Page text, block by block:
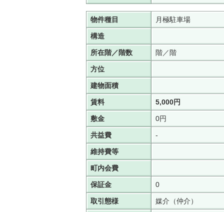
物件種目 月極駐車場
構造
所在階／階数 階／階
方位
建物面積
賃料 5,000円
敷金 0円
共益費 -
維持費等
町内会費
保証金 0
取引態様 媒介（仲介）